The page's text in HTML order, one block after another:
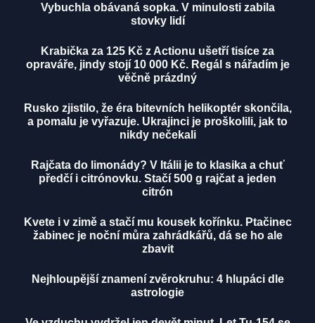
Vybuchla obávaná sopka. V minulosti zabila
stovky lidí
Krabička za 125 Kč z Actionu ušetří tisíce za
opraváře, jindy stojí 10 000 Kč. Regál s nářadím je
věčně prázdný
Rusko zjistilo, že éra bitevních helikoptér skončila,
a pomalu je vyřazuje. Ukrajinci je proškolili, jak to
nikdy nečekali
Rajčata do limonády? V Itálii je to klasika a chuť
předčí i citrónovku. Stačí 500 g rajčat a jeden
citrón
Kvete i v zimě a stačí mu kousek kořínku. Ptačinec
žabinec je noční můra zahrádkářů, dá se ho ale
zbavit
Nejhloupější znamení zvěrokruhu: 4 hlupáci dle
astrologie